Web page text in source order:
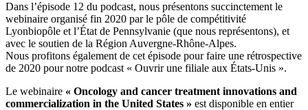
Dans l’épisode 12 du podcast, nous présentons succinctement le
webinaire organisé fin 2020 par le pôle de compétitivité
Lyonbiopôle et l’État de Pennsylvanie (que nous représentons), et
avec le soutien de la Région Auvergne-Rhône-Alpes.
Nous profitons également de cet épisode pour faire une rétrospective
de 2020 pour notre podcast « Ouvrir une filiale aux États-Unis ».
Le webinaire « Oncology and cancer treatment innovations and
commercialization in the United States » est disponible en entier